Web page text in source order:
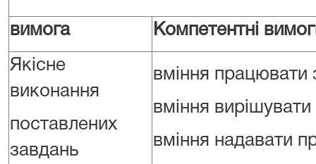
вимога Компетентні
Якісне
виконання
поставлених
завдань
вміння працювати
вміння
вміння надавати